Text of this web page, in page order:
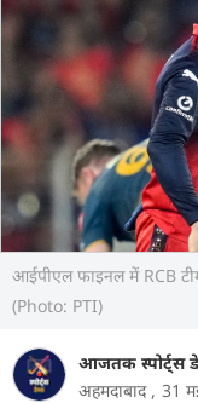
आईपीएल फाइनल में RCB
(Photo: PTI)
आजतक स्पोर्ट्स
अहमदाबाद , 31